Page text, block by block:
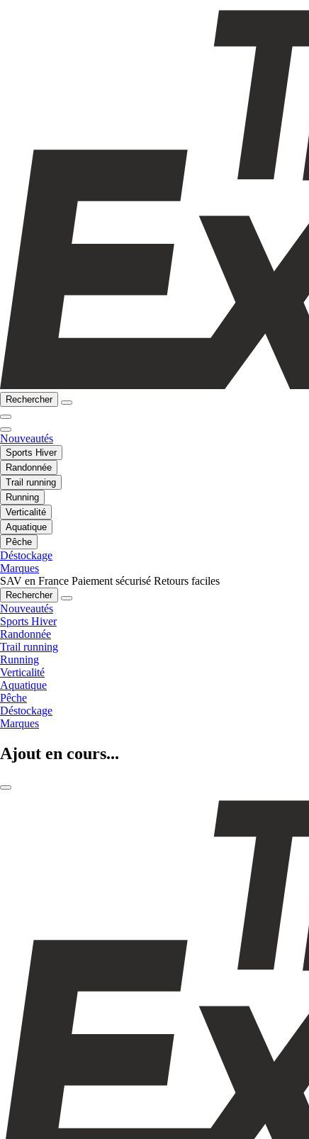
Rechercher
Nouveautés
Sports Hiver
Randonnée
Trail running
Running
Verticalité
Aquatique
Pêche
Déstockage
Marques
SAV en France Paiement sécurisé Retours faciles
Rechercher
Nouveautés
Sports Hiver
Randonnée
Trail running
Running
Verticalité
Aquatique
Pêche
Déstockage
Marques
Ajout en cours...